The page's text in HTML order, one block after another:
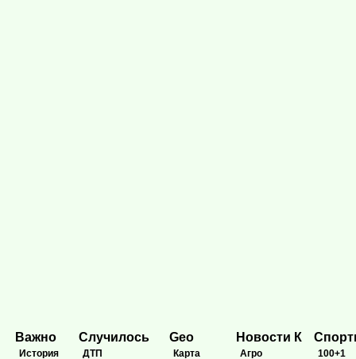
Важно
История
Случилось
ДТП
Geo
Карта
Новости К
Агро
100+1